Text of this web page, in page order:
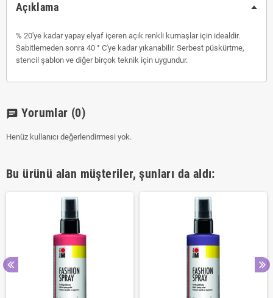
Açıklama
% 20'ye kadar yapay elyaf içeren açık renkli kumaşlar için idealdir.
Sabitlemeden sonra 40 ° C'ye kadar yıkanabilir. Serbest püskürtme,
stencil şablon ve diğer birçok teknik için uygundur.
chat Yorumlar (0)
Henüz kullanıcı değerlendirmesi yok.
Bu ürünü alan müşteriler, şunları da aldı: